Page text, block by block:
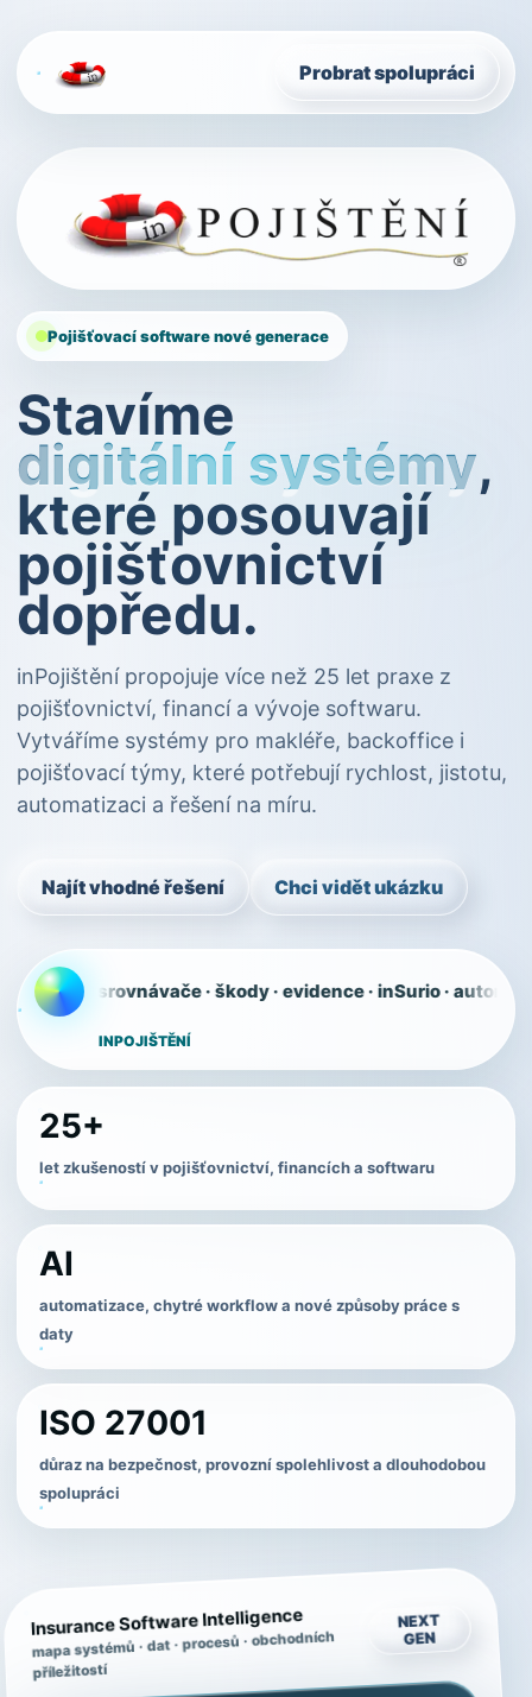
Probrat spolupráci
Pojišťovací software nové generace
Stavíme
digitální systémy,
které posouvají
pojišťovnictví
dopředu.
inPojištění propojuje více než 25 let praxe z
pojišťovnictví, financí a vývoje softwaru.
Vytváříme systémy pro makléře, backoffice i
pojišťovací týmy, které potřebují rychlost, jistotu,
automatizaci a řešení na míru.
Najít vhodné řešení Chci vidět ukázku
· srovnávače · škody · evidence · inSurio · automatizace ·
INPOJIŠTĚNÍ
25+
let zkušeností v pojišťovnictví, financích a softwaru
AI
automatizace, chytré workflow a nové způsoby práce s
daty
ISO 27001
důraz na bezpečnost, provozní spolehlivost a dlouhodobou
spolupráci
Insurance Software Intelligence
mapa systémů · dat · procesů · obchodních
příležitostí
NEXT
GEN